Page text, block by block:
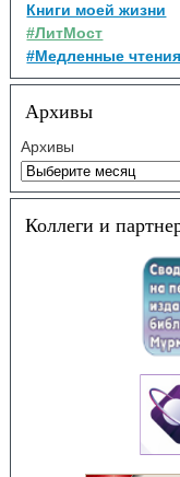
Книги моей жизни
#ЛитМост
#Медленные чтения
Архивы
Архивы
Коллеги и